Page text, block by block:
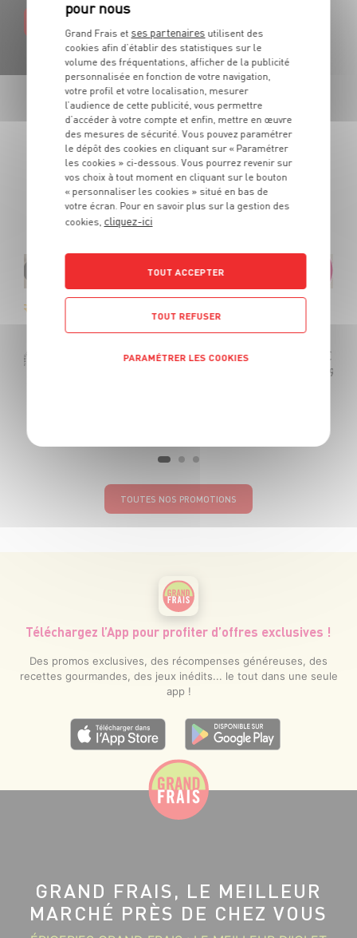
LES PROMOTIONS
DE VOTRE ÉPICIER
Des produits de qualité et des promotions tous les jours.
De quoi cuisiner tous vos repas au meilleur prix !
Rosé AOC Tavel Acantalys
OFFRE APP
€
99
TOUTES NOS PROMOTIONS
Téléchargez l’App pour profiter d’offres exclusives !
Des promos exclusives, des récompenses généreuses, des
recettes gourmandes, des jeux inédits... le tout dans une seule
app !
GRAND FRAIS, LE MEILLEUR
MARCHÉ PRÈS DE CHEZ VOUS
Grand Frais et ses partenaires utilisent des
cookies afin d’établir des statistiques sur le
volume des fréquentations, afficher de la publicité
personnalisée en fonction de votre navigation,
votre profil et votre localisation, mesurer
l’audience de cette publicité, vous permettre
d’accéder à votre compte et enfin, mettre en œuvre
des mesures de sécurité. Vous pouvez paramétrer
le dépôt des cookies en cliquant sur « Paramétrer
les cookies » ci-dessous. Vous pourrez revenir sur
vos choix à tout moment en cliquant sur le bouton
« personnaliser les cookies » situé en bas de
votre écran. Pour en savoir plus sur la gestion des
cookies, cliquez-ici
TOUT ACCEPTER
TOUT REFUSER
PARAMÉTRER LES COOKIES